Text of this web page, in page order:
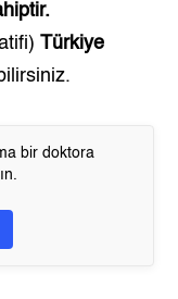
Türkiye
bir doktora